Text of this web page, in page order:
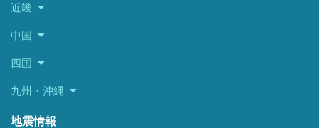
近畿
中国
四国
九州・沖縄
地震情報